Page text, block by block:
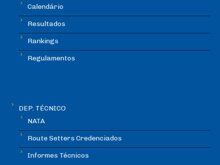
Calendário
Resultados
Rankings
Regulamentos
DEP. TÉCNICO
NATA
Route Setters Credenciados
Informes Técnicos